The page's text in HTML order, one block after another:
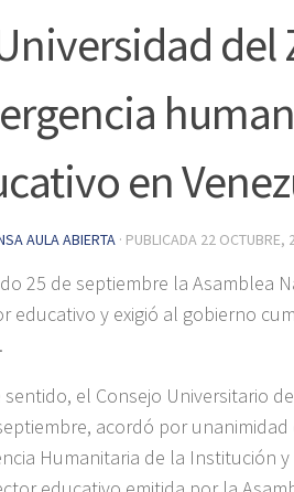
del
en
AULA ABIERTA · PUBLICADA 22 OCTUBRE,
25 de septiembre la Asamblea
educativo y exigió al gobierno
sentido, el Consejo Universitario
acordó por
Humanitaria de la Institución